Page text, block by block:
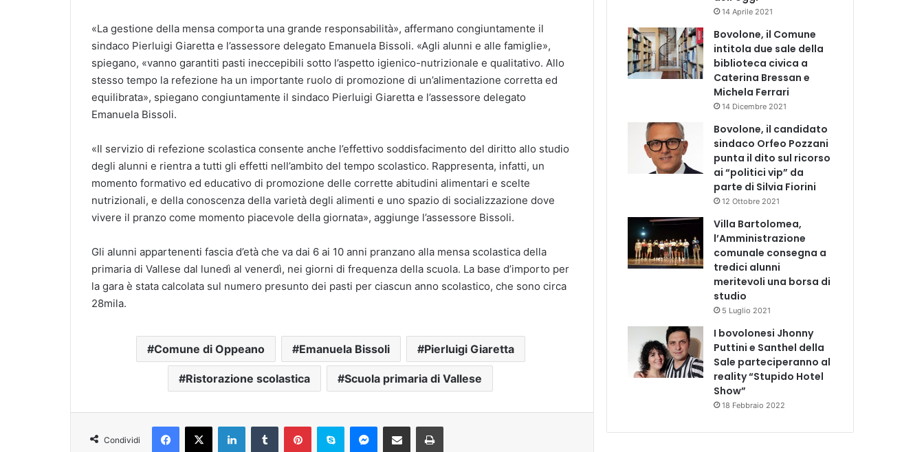
«La gestione della mensa comporta una grande responsabilità», affermano congiuntamente il
sindaco Pierluigi Giaretta e l’assessore delegato Emanuela Bissoli. «Agli alunni e alle famiglie»,
spiegano, «vanno garantiti pasti ineccepibili sotto l’aspetto igienico-nutrizionale e qualitativo. Allo
stesso tempo la refezione ha un importante ruolo di promozione di un’alimentazione corretta ed
equilibrata», spiegano congiuntamente il sindaco Pierluigi Giaretta e l’assessore delegato
Emanuela Bissoli.
«Il servizio di refezione scolastica consente anche l’effettivo soddisfacimento del diritto allo studio
degli alunni e rientra a tutti gli effetti nell’ambito del tempo scolastico. Rappresenta, infatti, un
momento formativo ed educativo di promozione delle corrette abitudini alimentari e scelte
nutrizionali, e della conoscenza della varietà degli alimenti e uno spazio di socializzazione dove
vivere il pranzo come momento piacevole della giornata», aggiunge l’assessore Bissoli.
Gli alunni appartenenti fascia d’età che va dai 6 ai 10 anni pranzano alla mensa scolastica della
primaria di Vallese dal lunedì al venerdì, nei giorni di frequenza della scuola. La base d’importo per
la gara è stata calcolata sul numero presunto dei pasti per ciascun anno scolastico, che sono circa
28mila.
Comune di Oppeano Emanuela Bissoli Pierluigi Giaretta
Ristorazione scolastica Scuola primaria di Vallese
Condividi
Facebook
X LinkedInTumblr PinterestSkype Messenger
Condividi via mail Stampa
14 Aprile 2021
Bovolone, il Comune
intitola due sale della
biblioteca civica a
Caterina Bressan e
Michela Ferrari
14 Dicembre 2021
Bovolone, il candidato
sindaco Orfeo Pozzani
punta il dito sul ricorso
ai “politici vip” da
parte di Silvia Fiorini
12 Ottobre 2021
Villa Bartolomea,
l’Amministrazione
comunale consegna a
tredici alunni
meritevoli una borsa di
studio
5 Luglio 2021
I bovolonesi Jhonny
Puttini e Santhel della
Sale parteciperanno al
reality “Stupido Hotel
Show”
18 Febbraio 2022